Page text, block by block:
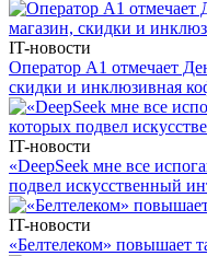
IT-новости
Оператор А1 отмечает
скидки и инклюзивная
IT-новости
«DeepSeek мне все
подвел искусственный
IT-новости
«Белтелеком» повышает